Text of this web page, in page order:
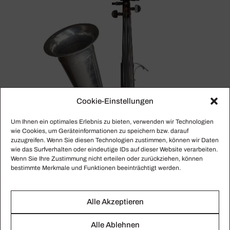
Cookie-Einstellungen
Um Ihnen ein optimales Erlebnis zu bieten, verwenden wir Technologien
wie Cookies, um Geräteinformationen zu speichern bzw. darauf
zuzugreifen. Wenn Sie diesen Technologien zustimmen, können wir Daten
wie das Surfverhalten oder eindeutige IDs auf dieser Website verarbeiten.
Wenn Sie Ihre Zustimmung nicht erteilen oder zurückziehen, können
bestimmte Merkmale und Funktionen beeinträchtigt werden.
Alle Akzeptieren
Alle Ablehnen
STROHGEIGE U.A.
Inge­nious Instru­ments